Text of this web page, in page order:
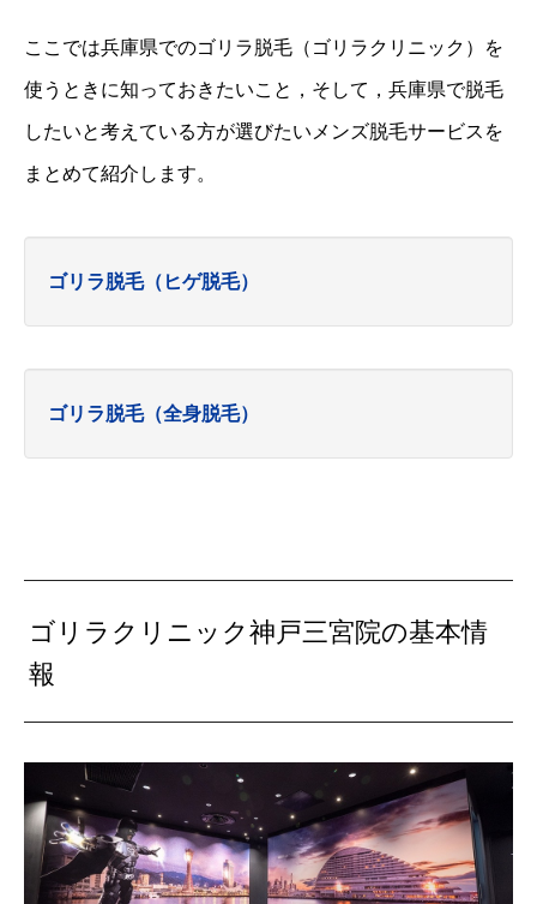
ここでは兵庫県でのゴリラ脱毛（ゴリラクリニック）を
使うときに知っておきたいこと，そして，兵庫県で脱毛
したいと考えている方が選びたいメンズ脱毛サービスを
まとめて紹介します。
ゴリラ脱毛（ヒゲ脱毛）
ゴリラ脱毛（全身脱毛）
ゴリラクリニック神戸三宮院の基本情
報